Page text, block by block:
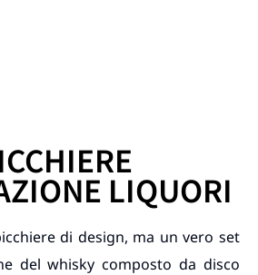
LIQUORI
di design, ma un vero set
del whisky composto da disco